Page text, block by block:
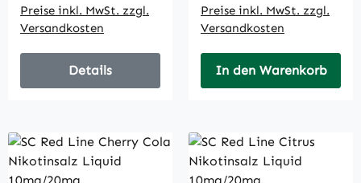
Preise inkl. MwSt. zzgl.
Versandkosten
Details
Preise inkl. MwSt. zzgl.
Versandkosten
In den Warenkorb